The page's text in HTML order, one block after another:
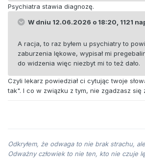
Psychiatra stawia diagnozę.
W dniu 12.06.2026 o 18:20, 1121
A racja, to raz byłem u psychiatry to
zaburzenia lękowe, wypisał mi
do widzenia więc niezbyt mi to też dało.
Czyli lekarz powiedział ci cytując twoje
tak". I co w związku z tym, nie zgadzasz się
Odkryłem, że odwaga to nie brak strachu,
Odważny człowiek to nie ten, kto nie czuje